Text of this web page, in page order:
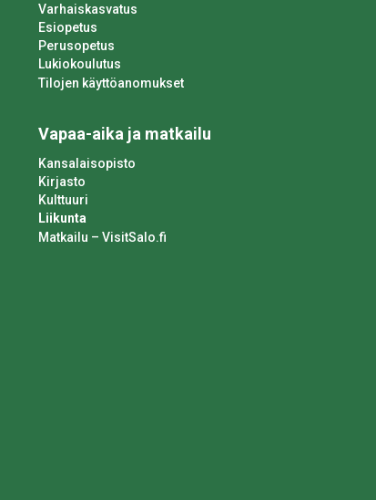
Varhaiskasvatus
Esiopetus
Perusopetus
Lukiokoulutus
Tilojen käyttöanomukset
Vapaa-aika ja matkailu
Kansalaisopisto
Kirjasto
Kulttuuri
Liikunta
Matkailu – VisitSalo.fi